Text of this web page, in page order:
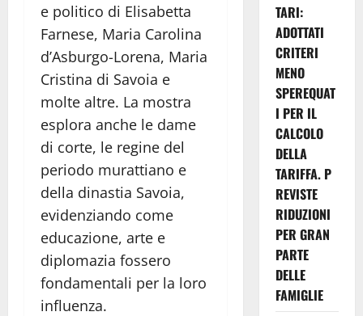
e politico di Elisabetta
Farnese, Maria Carolina
d’Asburgo-Lorena, Maria
Cristina di Savoia e
molte altre. La mostra
esplora anche le dame
di corte, le regine del
periodo murattiano e
della dinastia Savoia,
evidenziando come
educazione, arte e
diplomazia fossero
fondamentali per la loro
influenza.
TARI:
ADOTTATI
CRITERI
MENO
SPEREQUAT
I PER IL
CALCOLO
DELLA
TARIFFA. P
REVISTE
RIDUZIONI
PER GRAN
PARTE
DELLE
FAMIGLIE